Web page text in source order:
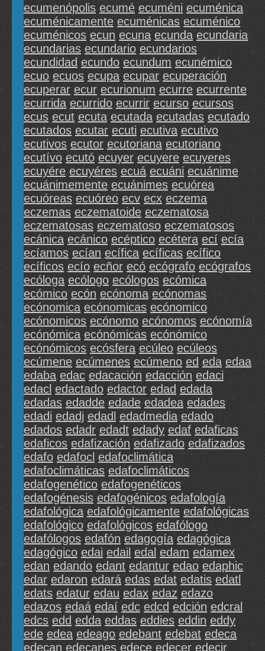
ecumenópolis ecumé ecuméni ecuménica
ecuménicamente ecuménicas ecuménico
ecuménicos ecun ecuna ecunda ecundaria
ecundarias ecundario ecundarios
ecundidad ecundo ecundum ecunémico
ecuo ecuos ecupa ecupar ecuperación
ecuperar ecur ecurionum ecurre ecurrente
ecurrida ecurrido ecurrir ecurso ecursos
ecus ecut ecuta ecutada ecutadas ecutado
ecutados ecutar ecuti ecutiva ecutivo
ecutivos ecutor ecutoriana ecutoriano
ecutívo ecutó ecuyer ecuyere ecuyeres
ecuyére ecuyéres ecuá ecuáni ecuánime
ecuánimemente ecuánimes ecuórea
ecuóreas ecuóreo ecv ecx eczema
eczemas eczematoide eczematosa
eczematosas eczematoso eczematosos
ecánica ecánico ecéptico ecétera ecí ecía
ecíamos ecían ecífica ecíficas ecífico
ecíficos ecío ecñor ecó ecógrafo ecógrafos
ecóloga ecólogo ecólogos ecómica
ecómico ecón ecónoma ecónomas
ecónomica ecónomicas ecónomico
ecónomicos ecónomo ecónomos ecónomía
ecónómica ecónómicas ecónómico
ecónómicos ecósfera ecúleo ecúleos
ecúmene ecúmenes ecúmeno ed eda edaa
edaba edac edacación edacción edaci
edacl edactado edactor edad edada
edadas edadde edade edadea edades
edadi edadj edadl edadmedia edado
edados edadr edadt edady edaf edaficas
edaficos edafización edafizado edafizados
edafo edafocl edafoclimática
edafoclimáticas edafoclimáticos
edafogenético edafogenéticos
edafogénesis edafogénicos edafología
edafológica edafológicamente edafológicas
edafológico edafológicos edafólogo
edafólogos edafón edagogía edagógica
edagógico edai edail edal edam edamex
edan edando edant edantur edao edaphic
edar edaron edará edas edat edatis edatl
edats edatur edau edax edaz edazo
edazos edaá edaí edc edcd edción edcral
edcs edd edda eddas eddies eddin eddy
ede edea edeago edebant edebat edeca
edecan edecanes edece edecer edecir